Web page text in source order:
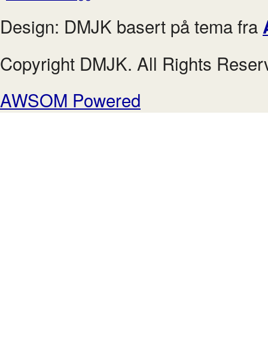
Design: DMJK basert på tema fra
Copyright DMJK. All Rights
AWSOM Powered